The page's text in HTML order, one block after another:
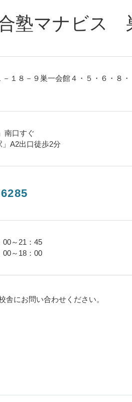
塾マナビス
１８－９巣一会館４・５・６・８
南口すぐ
A2出口徒歩2分
～21：45
～18：00
にお問い合わせください。